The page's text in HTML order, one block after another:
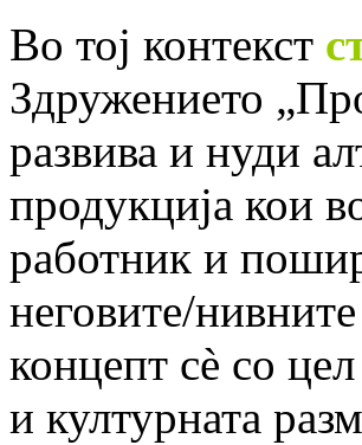
Во тој контекст
Здружението
развива и нуди
продукција кои
работник и
неговите/
концепт сè со
и културната